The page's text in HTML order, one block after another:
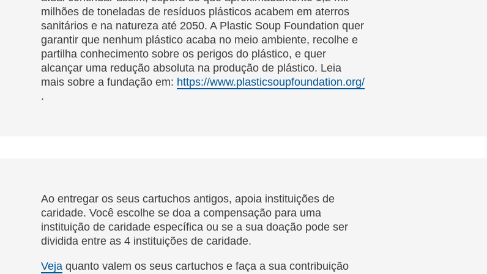
milhões de toneladas de resíduos plásticos acabem em aterros
sanitários e na natureza até 2050. A Plastic Soup Foundation quer
garantir que nenhum plástico acaba no meio ambiente, recolhe e
partilha conhecimento sobre os perigos do plástico, e quer
alcançar uma redução absoluta na produção de plástico. Leia
mais sobre a fundação em: https://www.plasticsoupfoundation.org/
.
Ao entregar os seus cartuchos antigos, apoia instituições de
caridade. Você escolhe se doa a compensação para uma
instituição de caridade específica ou se a sua doação pode ser
dividida entre as 4 instituições de caridade.
Veja quanto valem os seus cartuchos e faça a sua contribuição